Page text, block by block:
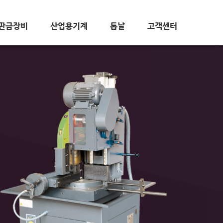
금장비 산업용기계 톱날 고객센터